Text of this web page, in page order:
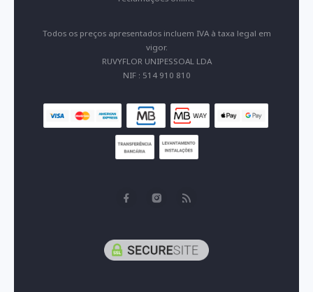
Todos os preços apresentados incluem IVA à taxa legal em
vigor.
RUVYFLOR UNIPESSOAL LDA
NIF : 514 910 810